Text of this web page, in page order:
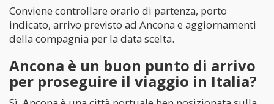
Conviene controllare orario di partenza, porto
indicato, arrivo previsto ad Ancona e aggiornamenti
della compagnia per la data scelta.
Ancona è un buon punto di arrivo
per proseguire il viaggio in Italia?